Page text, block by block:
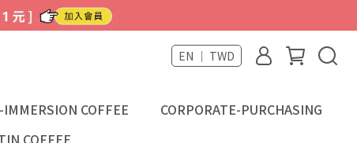
EN ｜ TWD
COFFEE
CORPORATE-PURCHASING
COFFEE